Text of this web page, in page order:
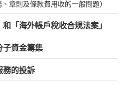
、章則及條款費用收的一般問題）
和「海外帳戶稅收合規法案」
子資金籌集
務的投訴